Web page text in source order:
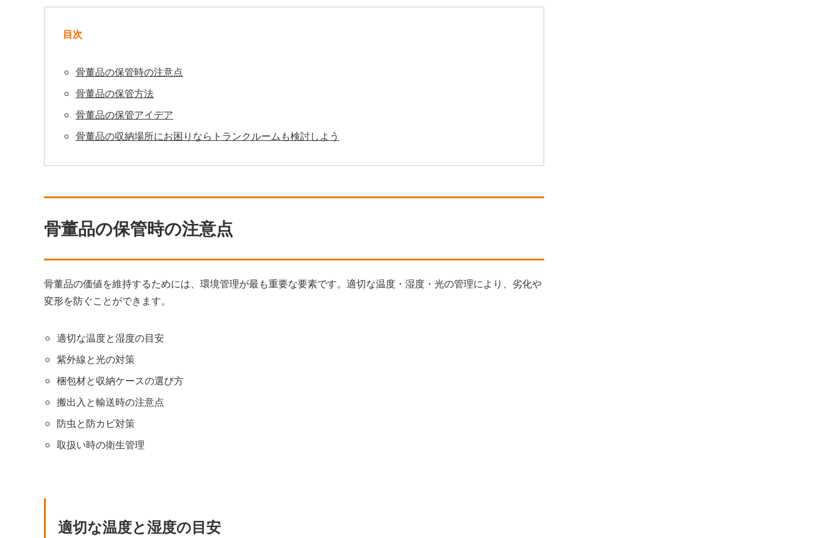
目次
骨董品の保管時の注意点
骨董品の保管方法
骨董品の保管アイデア
骨董品の収納場所にお困りならトランクルームも検討しよう
骨董品の保管時の注意点
骨董品の価値を維持するためには、環境管理が最も重要な要素です。適切な温度・湿度・光の管理により、劣化や
変形を防ぐことができます。
適切な温度と湿度の目安
紫外線と光の対策
梱包材と収納ケースの選び方
搬出入と輸送時の注意点
防虫と防カビ対策
取扱い時の衛生管理
適切な温度と湿度の目安